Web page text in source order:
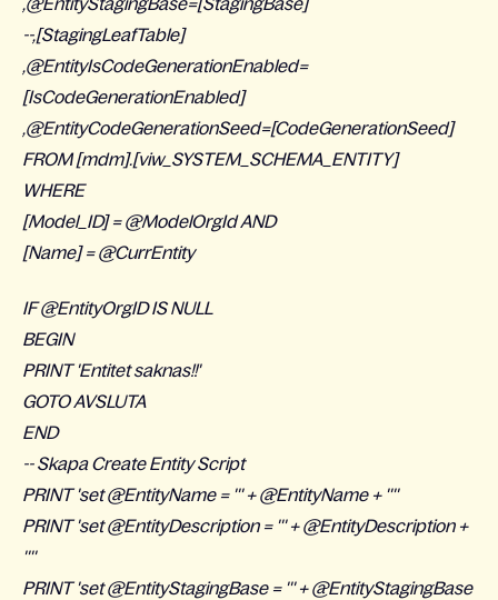
--,[StagingLeafTable]
,@EntityIsCodeGenerationEnabled=
[IsCodeGenerationEnabled]
,@EntityCodeGenerationSeed=[CodeGenerationSeed]
FROM [mdm].[viw_SYSTEM_SCHEMA_ENTITY]
WHERE
[Model_ID] = @ModelOrgId AND
[Name] = @CurrEntity
IF @EntityOrgID IS NULL
BEGIN
PRINT 'Entitet saknas!!'
GOTO AVSLUTA
END
-- Skapa Create Entity Script
PRINT 'set @EntityName = ''' + @EntityName + ''''
PRINT 'set @EntityDescription = ''' + @EntityDescription +
''''
PRINT 'set @EntityStagingBase = ''' + @EntityStagingBase